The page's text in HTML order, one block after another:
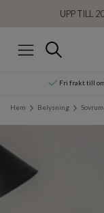
UPP TILL
Sök
Fri frakt till
Hem Belysning